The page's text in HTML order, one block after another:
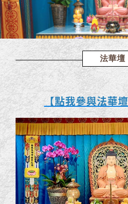
法華壇
【點我參與法華